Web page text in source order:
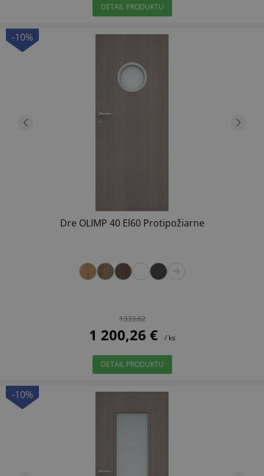
DETAIL PRODUKTU
-10%
Dre OLIMP 40 El60 Protipožiarne
+8
1333.62
1 200,26 € / ks
DETAIL PRODUKTU
-10%